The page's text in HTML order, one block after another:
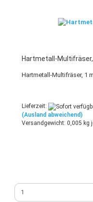
Hartmetall-
Hartmetall-Multifräser, 1
Lieferzeit:
(Ausland abweichend)
Versandgewicht: 0,005 kg